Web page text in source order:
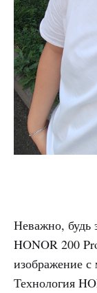
Неважно, будь
HONOR 200
изображение
Технология